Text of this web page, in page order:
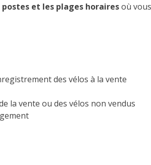
postes et les plages horairesoù
des vélos à la vente
la vente ou des vélos non vendus